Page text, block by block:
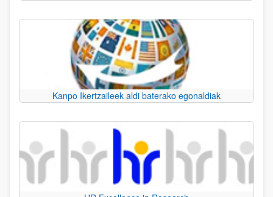
Kanpo Ikertzaileek aldi baterako egonaldiak